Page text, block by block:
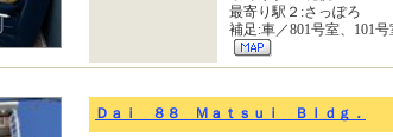
最寄り駅２:さっぽろ
補足:車／801号室、101
Ｄａｉ ８８ Ｍａｔｓｕｉ Ｂｌｄｇ．